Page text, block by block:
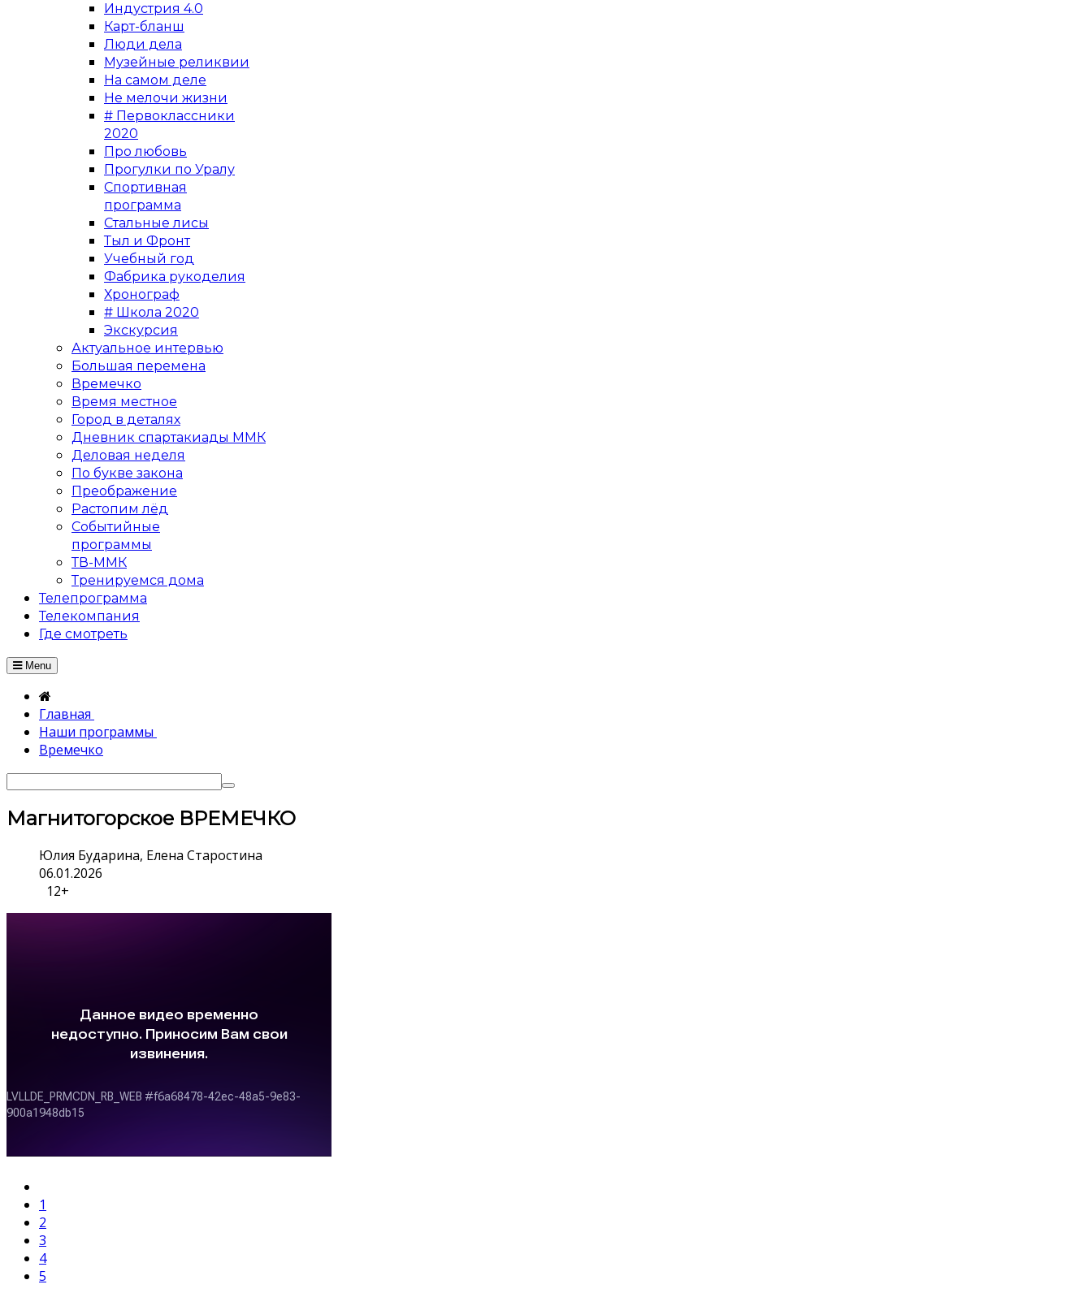
Индустрия 4.0
Карт-бланш
Люди дела
Музейные реликвии
На самом деле
Не мелочи жизни
# Первоклассники
2020
Про любовь
Прогулки по Уралу
Спортивная
программа
Стальные лисы
Тыл и Фронт
Учебный год
Фабрика рукоделия
Хронограф
# Школа 2020
Экскурсия
Актуальное интервью
Большая перемена
Времечко
Время местное
Город в деталях
Дневник спартакиады ММК
Деловая неделя
По букве закона
Преображение
Растопим лёд
Событийные
программы
ТВ-ММК
Тренируемся дома
Телепрограмма
Телекомпания
Где смотреть
Menu
Главная
Наши программы
Времечко
Магнитогорское ВРЕМЕЧКО
Юлия Бударина, Елена Старостина
06.01.2026
12+
1
2
3
4
5